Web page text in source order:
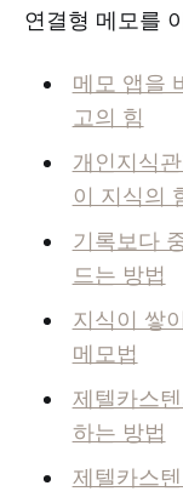
연결형 메모를
메모 앱을
고의 힘
개인지식
이 지식의
기록보다
드는 방법
지식이 쌓
메모법
제텔카스
하는 방법
제텔카스